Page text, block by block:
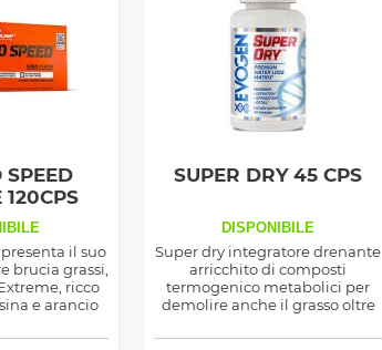
SPEED
120CPS
il suo
brucia grassi,
ricco
e arancio
SUPER DRY 45 CPS
DISPONIBILE
Super dry integratore drenante
arricchito di composti
termogenico metabolici per
demolire anche il grasso oltre
abbinamento alla dieta low